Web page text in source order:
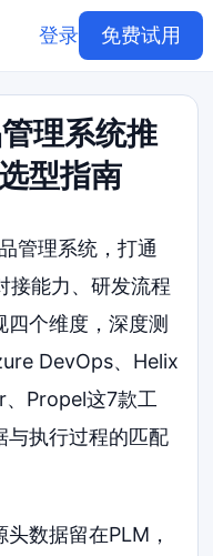
登录 免费试用
理系统推
型指南
管理系统，打通
接能力、研发流程
个维度，深度测
DevOps、Helix
Propel这7款工
与执行过程的匹配
数据留在PLM，